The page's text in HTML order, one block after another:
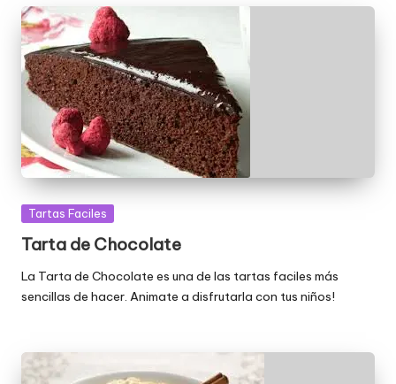
Publicada
Tartas Faciles
Tarta de Chocolate
La Tarta de Chocolate es una de las tartas faciles más
sencillas de hacer. Animate a disfrutarla con tus niños!